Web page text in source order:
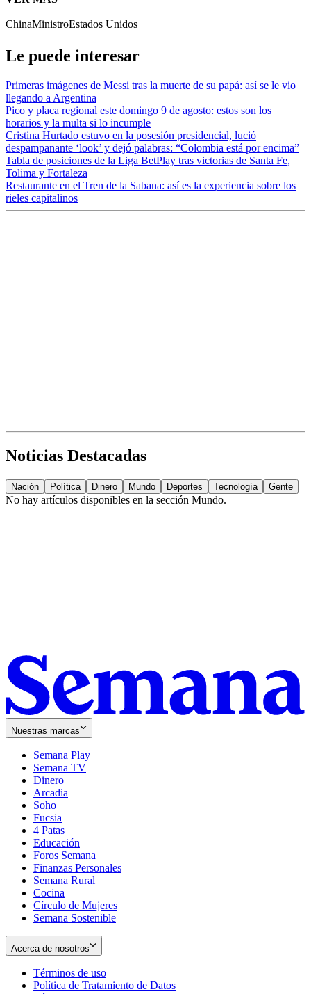
ChinaMinistroEstados Unidos
Le puede interesar
Primeras imágenes de Messi tras la muerte de su papá: así se le vio
llegando a Argentina
Pico y placa regional este domingo 9 de agosto: estos son los
horarios y la multa si lo incumple
Cristina Hurtado estuvo en la posesión presidencial, lució
despampanante ‘look’ y dejó palabras: “Colombia está por encima”
Tabla de posiciones de la Liga BetPlay tras victorias de Santa Fe,
Tolima y Fortaleza
Restaurante en el Tren de la Sabana: así es la experiencia sobre los
rieles capitalinos
Noticias Destacadas
Nación Política Dinero Mundo Deportes Tecnología Gente
No hay artículos disponibles en la sección Mundo.
Nuestras marcas
Semana Play
Semana TV
Dinero
Arcadia
Soho
in
new
window
Fucsia
in
new
window
4 Patas
Educación
Foros Semana
Finanzas Personales
Semana Rural
Cocina
Círculo de Mujeres
Semana Sostenible
Acerca de nosotros
Términos de uso
in
Política de Tratamiento de Datos